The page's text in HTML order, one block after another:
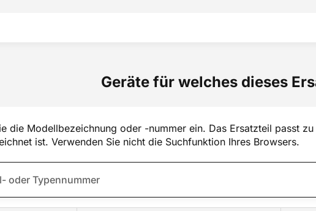
Geräte für welches dieses
die Modellbezeichnung oder -nummer ein. Das Ersatzteil passt
ist. Verwenden Sie nicht die Suchfunktion Ihres Browsers.